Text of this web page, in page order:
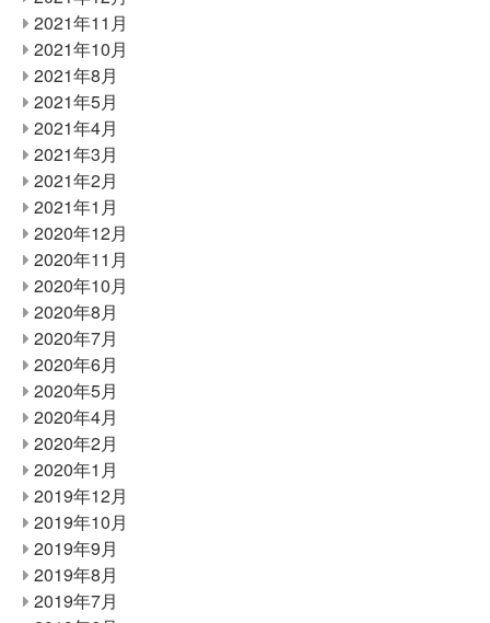
2021年11月
2021年10月
2021年8月
2021年5月
2021年4月
2021年3月
2021年2月
2021年1月
2020年12月
2020年11月
2020年10月
2020年8月
2020年7月
2020年6月
2020年5月
2020年4月
2020年2月
2020年1月
2019年12月
2019年10月
2019年9月
2019年8月
2019年7月